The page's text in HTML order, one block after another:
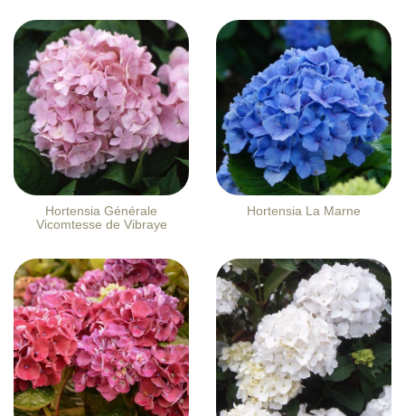
Hortensia Générale
Vicomtesse de Vibraye
Hortensia La Marne